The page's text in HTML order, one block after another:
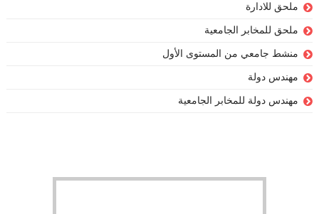
ملحق للادارة
ملحق للمخابر الجامعية
منشط جامعي من المستوى الأول
مهندس دولة
مهندس دولة للمخابر الجامعية